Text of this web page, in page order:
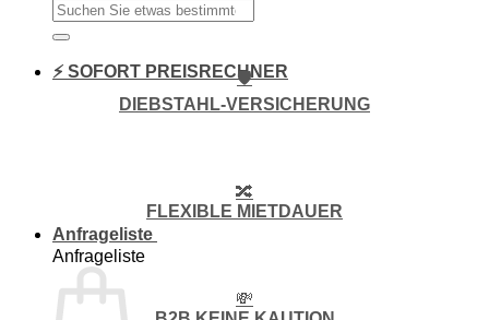
⚡ SOFORT PREISRECHNER
Anfrageliste
Anfrageliste
🛡️
DIEBSTAHL-VERSICHERUNG
🔀
FLEXIBLE MIETDAUER
💸